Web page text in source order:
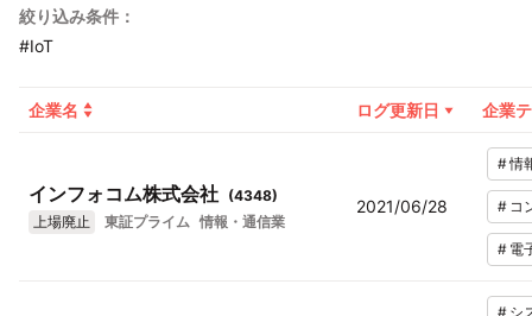
絞り込み条件：
#IoT
企業名 ログ更新日 企業
インフォコム株式会社 (4348)
上場廃止
東証プライム 情報・通信業
2021/06/28
#情
# コ
# 電
# シ